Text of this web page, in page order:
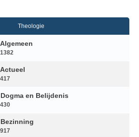
Theologie
1382
417
en Belijdenis
430
917